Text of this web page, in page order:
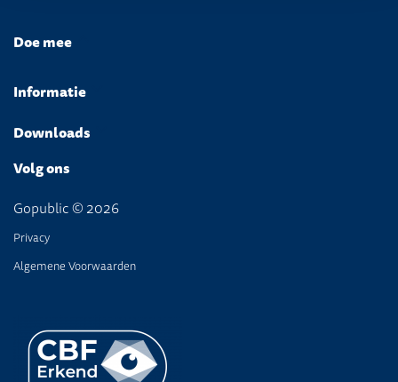
Doe mee
Informatie
Downloads
Volg ons
Gopublic © 2026
Privacy
Algemene Voorwaarden